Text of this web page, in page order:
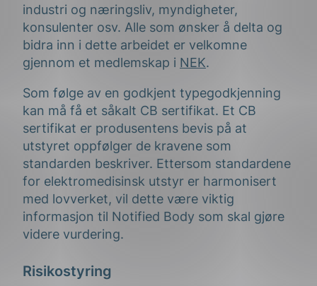
industri og næringsliv, myndigheter,
konsulenter osv. Alle som ønsker å delta og
bidra inn i dette arbeidet er velkomne
gjennom et medlemskap i NEK.
Som følge av en godkjent typegodkjenning
kan må få et såkalt CB sertifikat. Et CB
sertifikat er produsentens bevis på at
utstyret oppfølger de kravene som
standarden beskriver. Ettersom standardene
for elektromedisinsk utstyr er harmonisert
med lovverket, vil dette være viktig
informasjon til Notified Body som skal gjøre
videre vurdering.
Risikostyring